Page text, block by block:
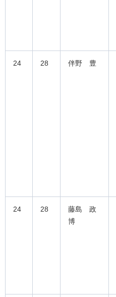
24 28 伴野 豊
24 28
藤島 政
博